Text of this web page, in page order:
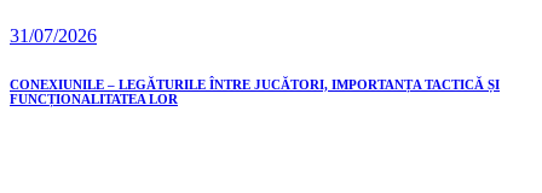
31/07/2026
CONEXIUNILE – LEGĂTURILE ÎNTRE JUCĂTORI, IMPORTANȚA TACTICĂ ȘI
FUNCȚIONALITATEA LOR